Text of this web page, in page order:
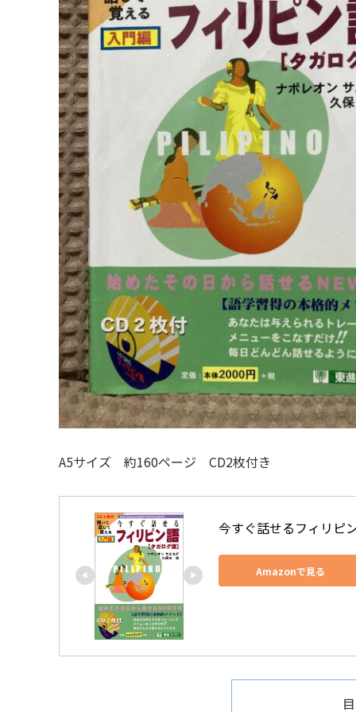
A5サイズ 約160ページ CD2枚付き
今すぐ話せるフィリピ
Amazonで見る